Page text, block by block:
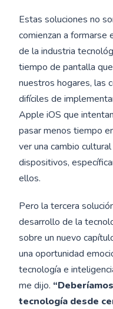
Estas soluciones no
comienzan a formarse
de la industria
tiempo de pantalla
nuestros hogares, las
difíciles de
Apple iOS que
pasar menos tiempo
ver una cambio
dispositivos,
ellos.
Pero la tercera
desarrollo de la
sobre un nuevo
una oportunidad
tecnología e
me dijo.
tecnología desde